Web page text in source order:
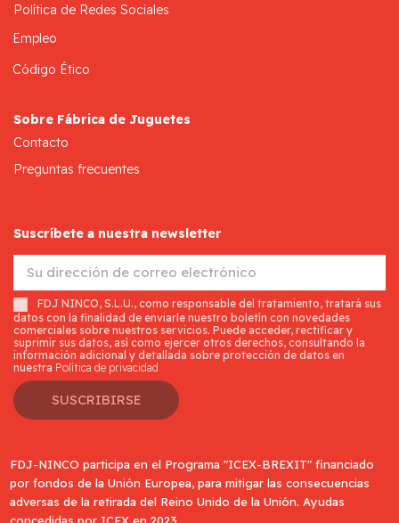
Política de Redes Sociales
Empleo
Código Ético
Sobre Fábrica de Juguetes
Contacto
Preguntas frecuentes
Suscríbete a nuestra newsletter
FDJ NINCO, S.L.U., como responsable del tratamiento, tratará sus
datos con la finalidad de enviarle nuestro boletín con novedades
comerciales sobre nuestros servicios. Puede acceder, rectificar y
suprimir sus datos, así como ejercer otros derechos, consultando la
información adicional y detallada sobre protección de datos en
nuestra Política de privacidad
SUSCRIBIRSE
FDJ-NINCO participa en el Programa "ICEX-BREXIT" financiado
por fondos de la Unión Europea, para mitigar las consecuencias
adversas de la retirada del Reino Unido de la Unión. Ayudas